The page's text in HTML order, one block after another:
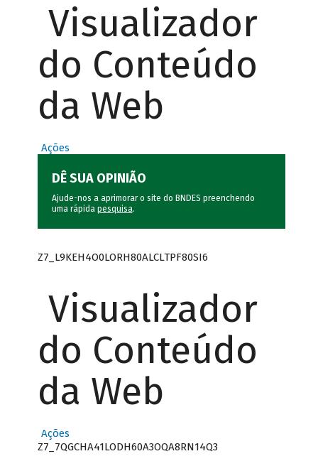
Visualizador
do Conteúdo
da Web
Ações
DÊ SUA OPINIÃO
Ajude-nos a aprimorar o site do BNDES preenchendo
uma rápida pesquisa.
Z7_L9KEH4O0LORH80ALCLTPF80SI6
Visualizador
do Conteúdo
da Web
Ações
Z7_7QGCHA41LODH60A3OQA8RN14Q3